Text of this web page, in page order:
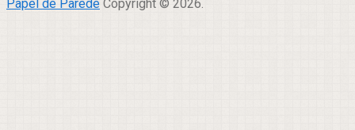
Papel de Parede Copyright © 2026.